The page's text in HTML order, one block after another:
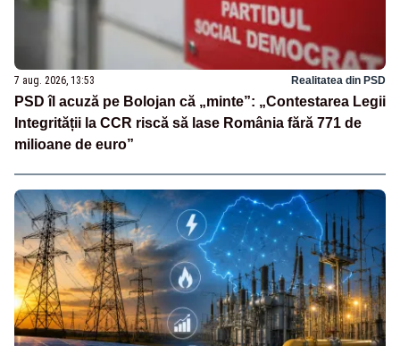
7 aug. 2026, 13:53 Realitatea din PSD
PSD îl acuză pe Bolojan că „minte”: „Contestarea Legii
Integrității la CCR riscă să lase România fără 771 de
milioane de euro”